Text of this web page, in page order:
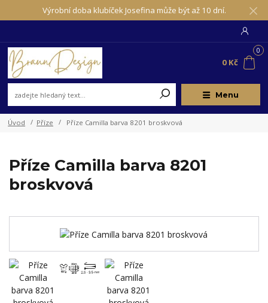
Výrobní doba klubíček Josefina může být až 10 dní.
Menu
0
0 Kč
Úvod Příze Příze Camilla barva 8201 broskvová
Příze Camilla barva 8201
broskvová